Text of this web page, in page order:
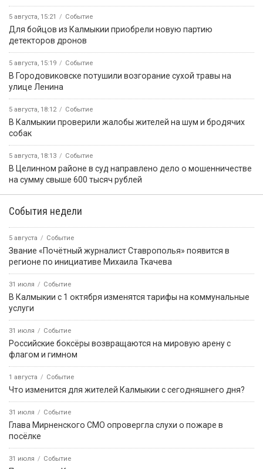
5 августа, 15:21 Событие
Для бойцов из Калмыкии приобрели новую партию
детекторов дронов
5 августа, 15:19 Событие
В Городовиковске потушили возгорание сухой травы на
улице Ленина
5 августа, 18:12 Событие
В Калмыкии проверили жалобы жителей на шум и бродячих
собак
5 августа, 18:13 Событие
В Целинном районе в суд направлено дело о мошенничестве
на сумму свыше 600 тысяч рублей
События недели
5 августа Событие
Звание «Почётный журналист Ставрополья» появится в
регионе по инициативе Михаила Ткачева
31 июля Событие
В Калмыкии с 1 октября изменятся тарифы на коммунальные
услуги
31 июля Событие
Российские боксёры возвращаются на мировую арену с
флагом и гимном
1 августа Событие
Что изменится для жителей Калмыкии с сегодняшнего дня?
31 июля Событие
Глава Мирненского СМО опровергла слухи о пожаре в
посёлке
31 июля Событие